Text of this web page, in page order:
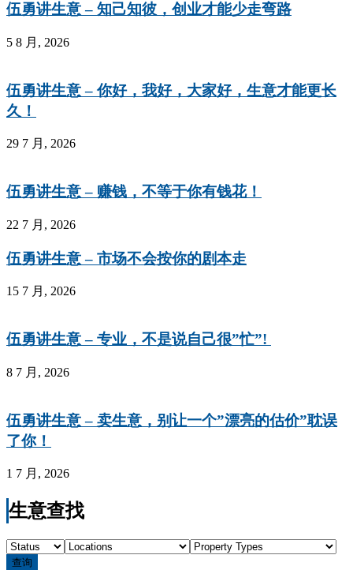
伍勇讲生意 – 知己知彼，创业才能少走弯路
5 8 月, 2026
伍勇讲生意 – 你好，我好，大家好，生意才能更长
久！
29 7 月, 2026
伍勇讲生意 – 赚钱，不等于你有钱花！
22 7 月, 2026
伍勇讲生意 – 市场不会按你的剧本走
15 7 月, 2026
伍勇讲生意 – 专业，不是说自己很”忙”!
8 7 月, 2026
伍勇讲生意 – 卖生意，别让一个”漂亮的估价”耽误
了你！
1 7 月, 2026
生意查找
查询